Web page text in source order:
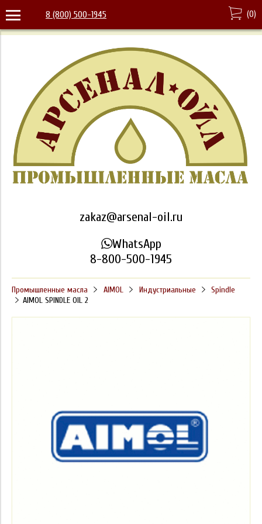
8 (800) 500-1945 (0)
zakaz@arsenal-oil.ru
WhatsApp
8-800-500-1945
Промышленные масла AIMOL Индустриальные
Spindle
AIMOL SPINDLE OIL 2